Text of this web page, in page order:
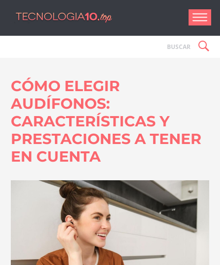
CÓMO ELEGIR
AUDÍFONOS:
CARACTERÍSTICAS Y
PRESTACIONES A TENER
EN CUENTA